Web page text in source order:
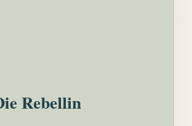
Rebellin